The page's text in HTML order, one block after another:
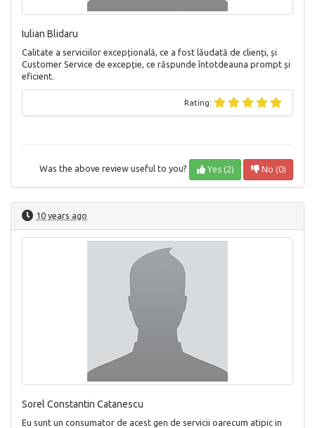
Iulian Blidaru
Calitate a serviciilor excepțională, ce a fost lăudată de clienți, și
Customer Service de excepție, ce răspunde întotdeauna prompt și
eficient.
Rating:
Was the above review useful to you? Yes (2) No (0)
10 years ago
Sorel Constantin Catanescu
Eu sunt un consumator de acest gen de servicii oarecum atipic in